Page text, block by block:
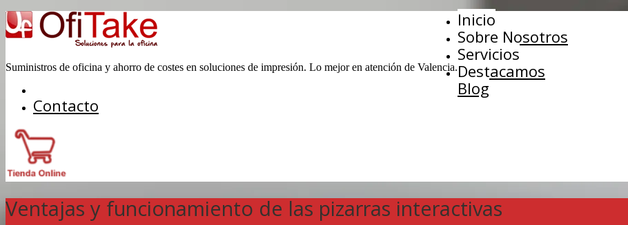
Suministros de oficina y ahorro de costes en soluciones de impresión. Lo mejor en atención de Valencia.
Inicio
Sobre Nosotros
Servicios
Destacamos
Blog
Contacto
Ventajas y funcionamiento de las pizarras interactivas